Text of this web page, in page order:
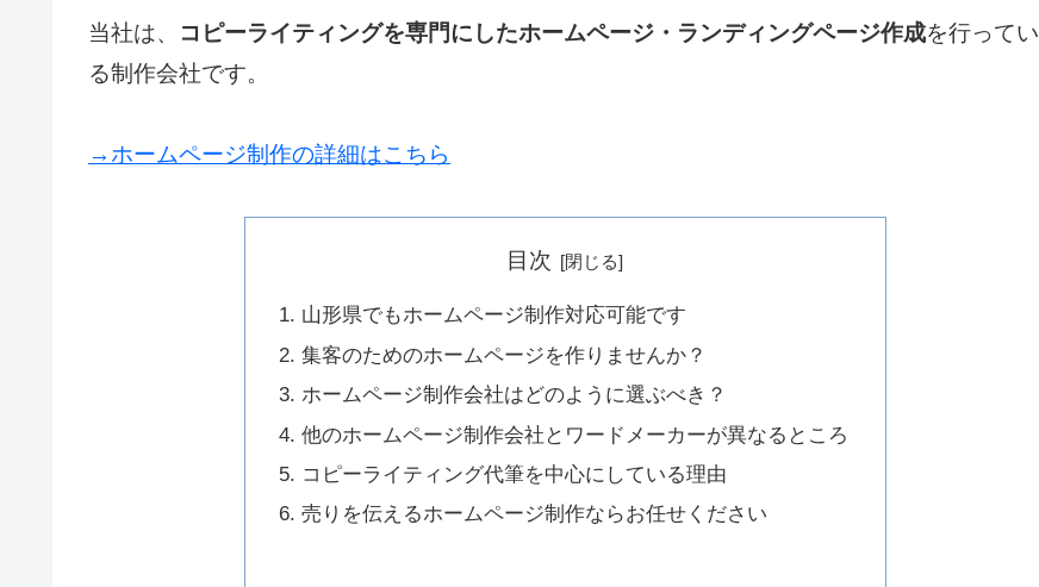
当社は、 コピーライティングを専門にしたホームページ・ランディングページ作成を行ってい
る制作会社です。
→ホームページ制作の詳細はこちら
目次
山形県でもホームページ制作対応可能です
集客のためのホームページを作りませんか？
ホームページ制作会社はどのように選ぶべき？
他のホームページ制作会社とワードメーカーが異なるところ
コピーライティング代筆を中心にしている理由
売りを伝えるホームページ制作ならお任せください